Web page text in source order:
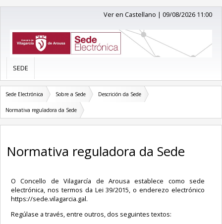
Ver en Castellano |09/08/2026 11:00
SEDE
Sede Electrónica Sobre a Sede Descrición da Sede
Normativa reguladora da Sede
Normativa reguladora da Sede
O Concello de Vilagarcía de Arousa establece como sede
electrónica, nos termos da Lei 39/2015, o enderezo electrónico
https://sede.vilagarcia.gal.
Regúlase a través, entre outros, dos seguintes textos: